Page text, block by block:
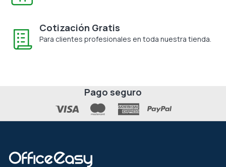
Cotización Gratis
Para clientes profesionales en toda nuestra tienda.
Pago seguro